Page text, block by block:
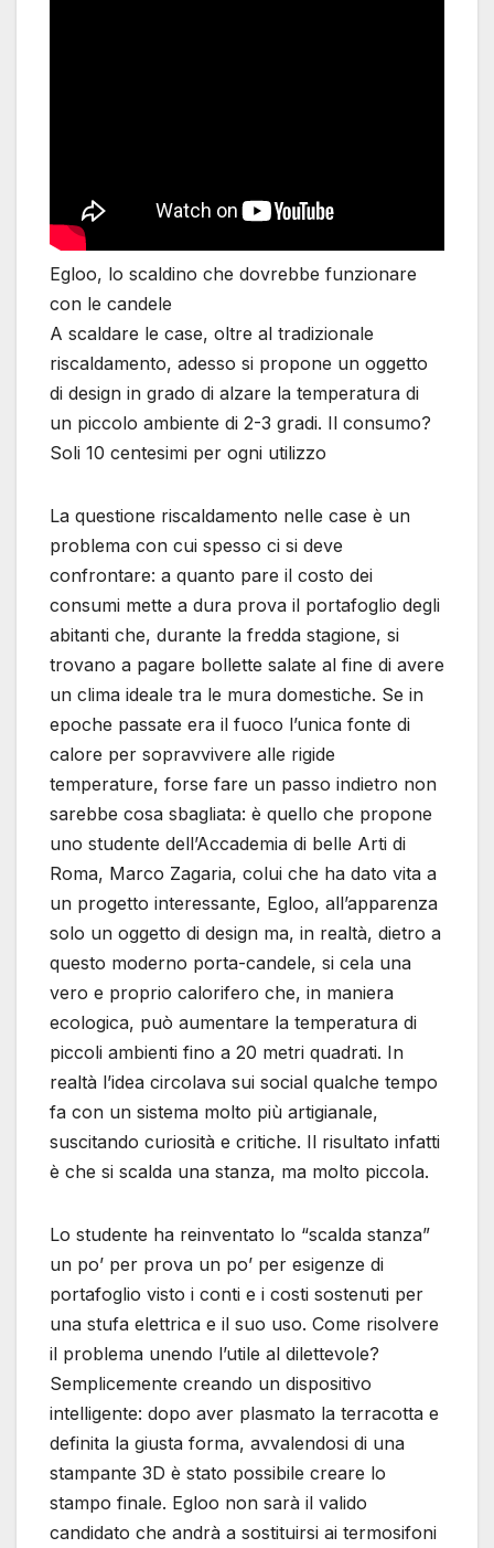
Egloo, lo scaldino che dovrebbe funzionare
con le candele
A scaldare le case, oltre al tradizionale
riscaldamento, adesso si propone un oggetto
di design in grado di alzare la temperatura di
un piccolo ambiente di 2-3 gradi. Il consumo?
Soli 10 centesimi per ogni utilizzo
La questione riscaldamento nelle case è un
problema con cui spesso ci si deve
confrontare: a quanto pare il costo dei
consumi mette a dura prova il portafoglio degli
abitanti che, durante la fredda stagione, si
trovano a pagare bollette salate al fine di avere
un clima ideale tra le mura domestiche. Se in
epoche passate era il fuoco l’unica fonte di
calore per sopravvivere alle rigide
temperature, forse fare un passo indietro non
sarebbe cosa sbagliata: è quello che propone
uno studente dell’Accademia di belle Arti di
Roma, Marco Zagaria, colui che ha dato vita a
un progetto interessante, Egloo, all’apparenza
solo un oggetto di design ma, in realtà, dietro a
questo moderno porta-candele, si cela una
vero e proprio calorifero che, in maniera
ecologica, può aumentare la temperatura di
piccoli ambienti fino a 20 metri quadrati. In
realtà l’idea circolava sui social qualche tempo
fa con un sistema molto più artigianale,
suscitando curiosità e critiche. Il risultato infatti
è che si scalda una stanza, ma molto piccola.
Lo studente ha reinventato lo “scalda stanza”
un po’ per prova un po’ per esigenze di
portafoglio visto i conti e i costi sostenuti per
una stufa elettrica e il suo uso. Come risolvere
il problema unendo l’utile al dilettevole?
Semplicemente creando un dispositivo
intelligente: dopo aver plasmato la terracotta e
definita la giusta forma, avvalendosi di una
stampante 3D è stato possibile creare lo
stampo finale. Egloo non sarà il valido
candidato che andrà a sostituirsi ai termosifoni